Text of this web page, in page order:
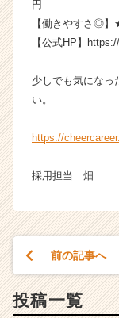
円
【働きやすさ◎
【公式HP】
少しでも気になっ
い。
https://
採用担当 畑
前の記事へ
投稿一覧